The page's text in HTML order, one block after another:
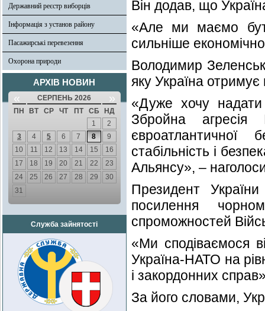
Державний реєстр виборців
Інформація з установ району
Пасажирські перевезення
Охорона природи
АРХІВ НОВИН
« СЕРПЕНЬ 2026 »
ПН ВТ СР ЧТ ПТ СБ
НД
1
2
3
4 5 6 7 8
9
10
11 12 13 14 15
16
17
18 19 20 21 22
23
24
25 26 27 28 29
30
31
Служба зайнятості
Він додав, що
«Але ми маємо
сильніше
Володимир
яку Україна отримує
«Дуже хочу
Збройна агресія
стабільність і
Альянсу», –
Президент
посилення
спроможностей
«Ми сподіваємося
Україна-НАТО на
і закордонних
За його словами,